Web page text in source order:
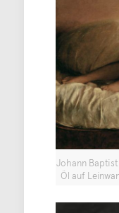
Johann
Öl auf